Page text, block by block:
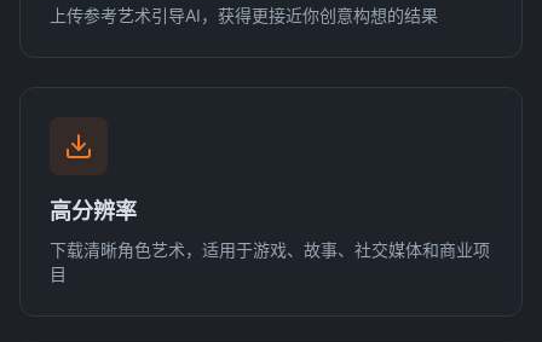
上传参考艺术引导AI，获得更接近你创意构想的结果
高分辨率
下载清晰角色艺术，适用于游戏、故事、社交媒体和商业项
目